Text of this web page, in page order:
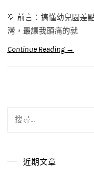
💡 前言：搞懂幼兒園差
灣，最讓我頭痛的就
Continue Reading →
近期文章